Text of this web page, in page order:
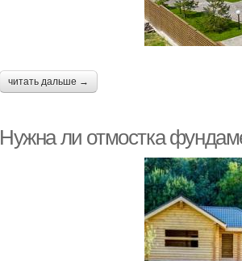
читать дальше →
Нужна ли отмостка